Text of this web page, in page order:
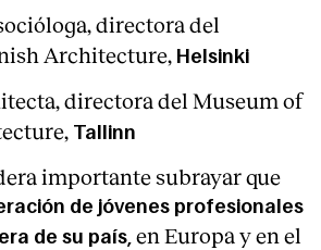
directora del
Architecture, Helsinki
directora del Museum of
Tallinn
importante subrayar que
de jóvenes profesionales
de su país, en Europa y en el